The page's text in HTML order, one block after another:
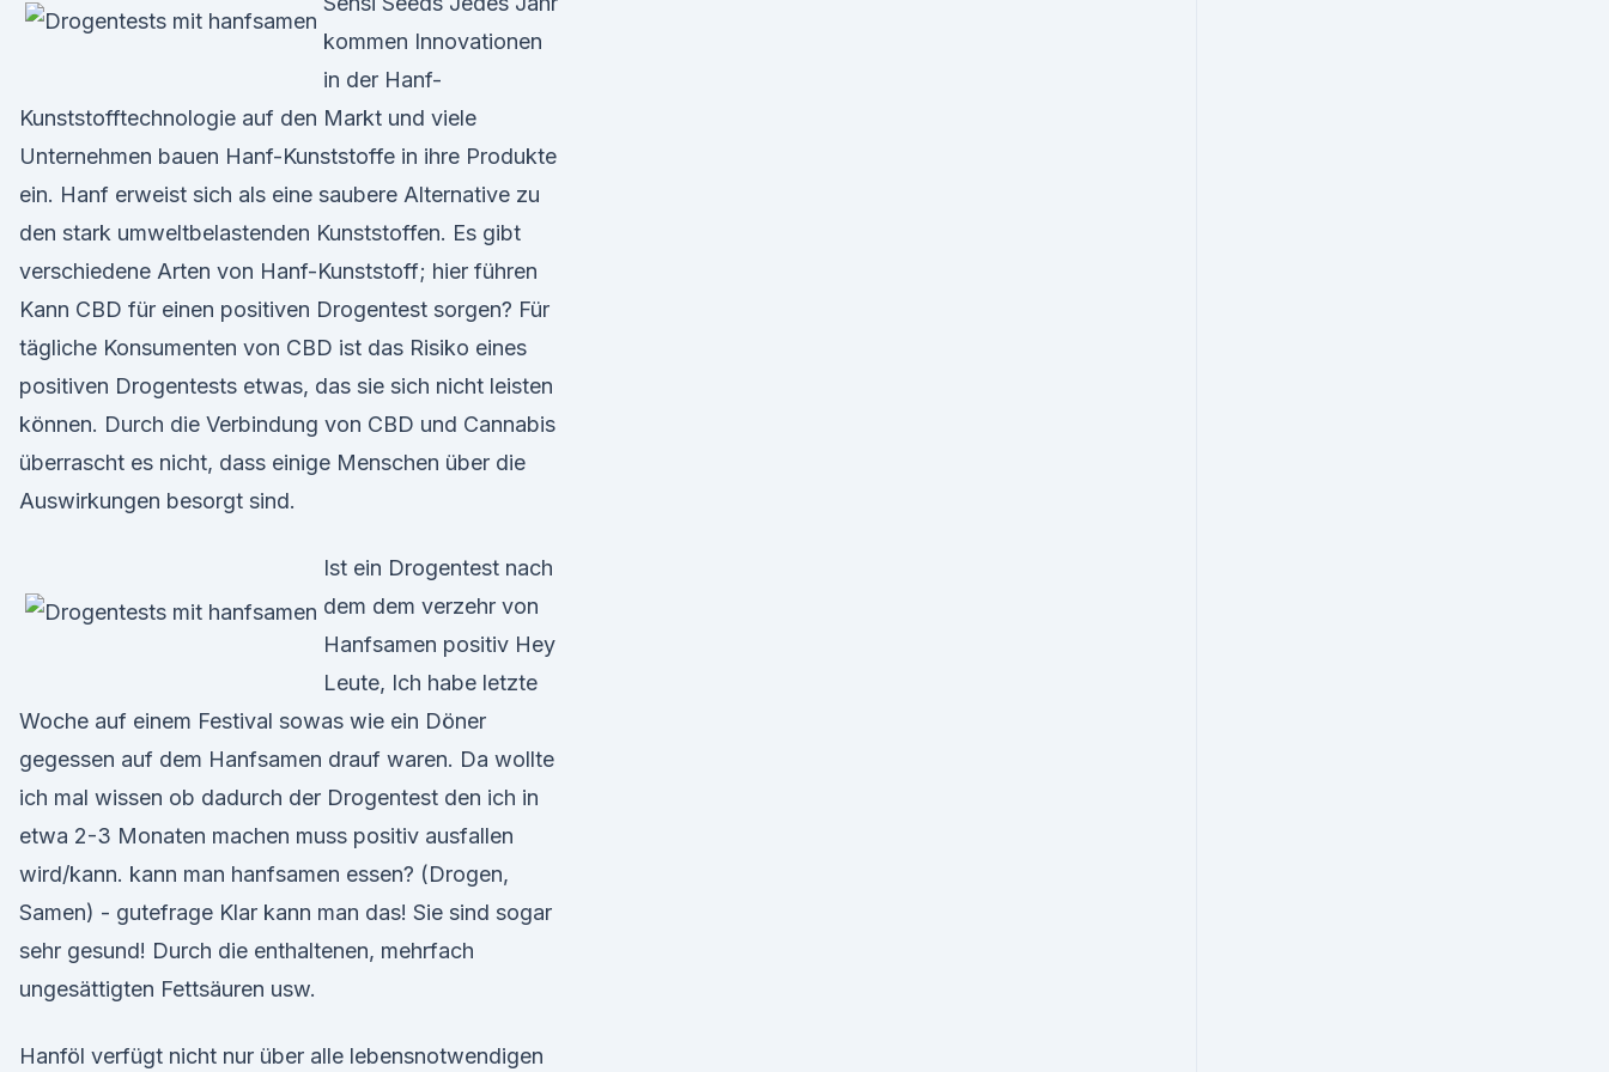
kommen Innovationen
in der Hanf-
Kunststofftechnologie auf den Markt und viele
Unternehmen bauen Hanf-Kunststoffe in ihre Produkte
ein. Hanf erweist sich als eine saubere Alternative zu
den stark umweltbelastenden Kunststoffen. Es gibt
verschiedene Arten von Hanf-Kunststoff; hier führen
Kann CBD für einen positiven Drogentest sorgen? Für
tägliche Konsumenten von CBD ist das Risiko eines
positiven Drogentests etwas, das sie sich nicht leisten
können. Durch die Verbindung von CBD und Cannabis
überrascht es nicht, dass einige Menschen über die
Auswirkungen besorgt sind.
Ist ein Drogentest nach
dem dem verzehr von
Hanfsamen positiv Hey
Leute, Ich habe letzte
Woche auf einem Festival sowas wie ein Döner
gegessen auf dem Hanfsamen drauf waren. Da wollte
ich mal wissen ob dadurch der Drogentest den ich in
etwa 2-3 Monaten machen muss positiv ausfallen
wird/kann. kann man hanfsamen essen? (Drogen,
Samen) - gutefrage Klar kann man das! Sie sind sogar
sehr gesund! Durch die enthaltenen, mehrfach
ungesättigten Fettsäuren usw.
Hanföl verfügt nicht nur über alle lebensnotwendigen